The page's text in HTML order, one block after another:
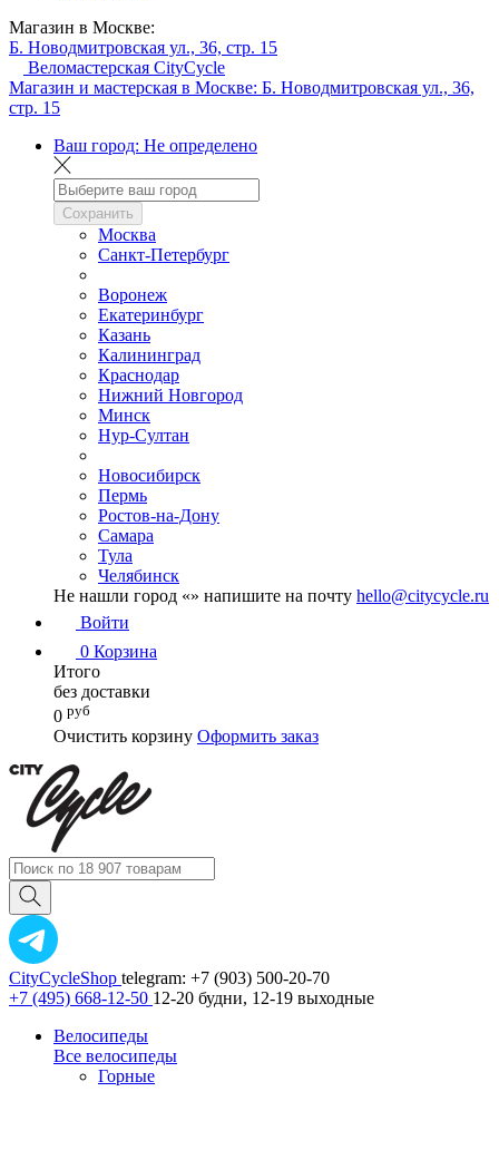
Магазин в Москве:
Б. Новодмитровская ул., 36, стр. 15
Веломастерская CityCycle
Магазин и мастерская в Москве: Б. Новодмитровская ул., 36,
стр. 15
Ваш город: Не определено
Сохранить
Москва
Санкт-Петербург
Воронеж
Екатеринбург
Казань
Калининград
Краснодар
Нижний Новгород
Минск
Нур-Султан
Новосибирск
Пермь
Ростов-на-Дону
Самара
Тула
Челябинск
Не нашли город «» напишите на почту hello@citycycle.ru
Войти
0 Корзина
Итого
без доставки
0 руб
Очистить корзину Оформить заказ
CityCycleShop telegram: +7 (903) 500-20-70
+7 (495) 668-12-50 12-20 будни, 12-19 выходные
Велосипеды
Все велосипеды
Горные